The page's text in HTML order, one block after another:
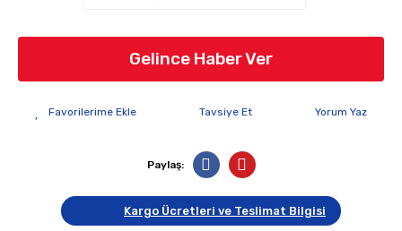
Gelince Haber Ver
Tavsiye Et Yorum Yaz
Paylaş:
Kargo Ücretleri ve Teslimat Bilgisi